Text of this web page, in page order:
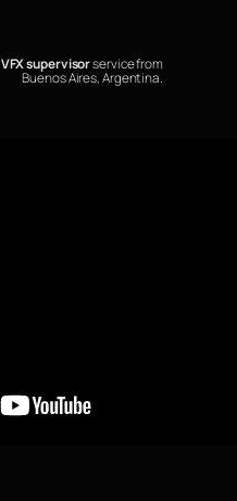
VFX supervisorservice from
Buenos Aires, Argentina.